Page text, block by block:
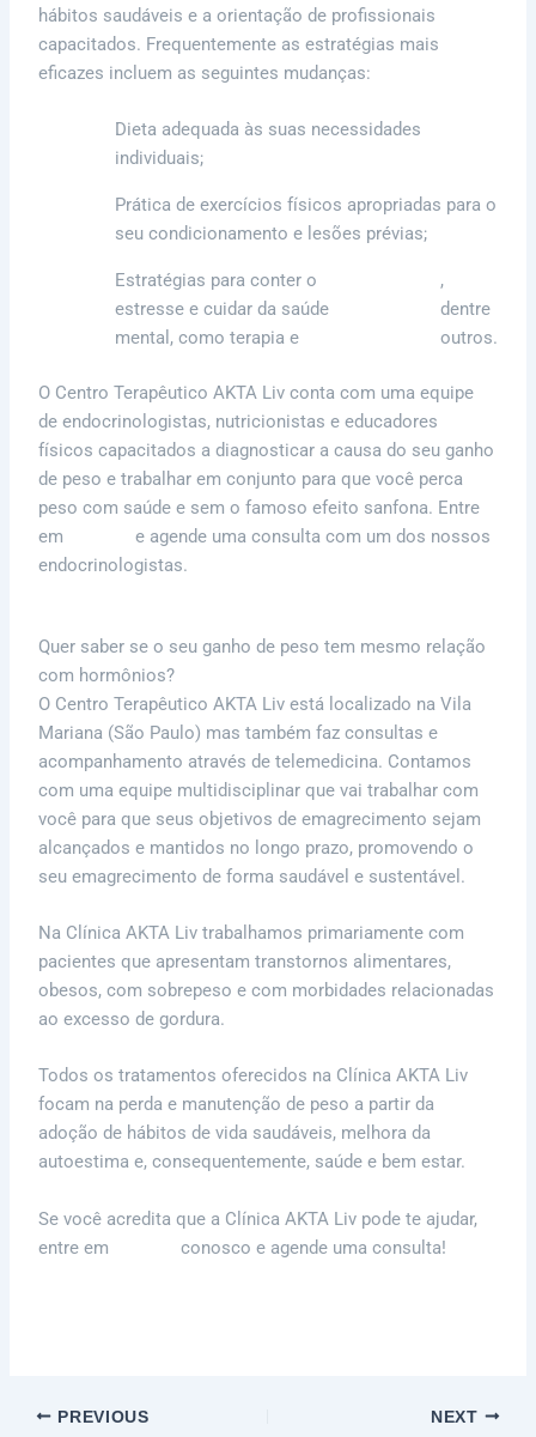
hábitos saudáveis e a orientação de profissionais
capacitados. Frequentemente as estratégias mais
eficazes incluem as seguintes mudanças:
Dieta adequada às suas necessidades
individuais;
Prática de exercícios físicos apropriadas para o
seu condicionamento e lesões prévias;
Estratégias para conter o
estresse e cuidar da saúde
mental, como terapia e
,
dentre
outros.
O Centro Terapêutico AKTA Liv conta com uma equipe
de endocrinologistas, nutricionistas e educadores
físicos capacitados a diagnosticar a causa do seu ganho
de peso e trabalhar em conjunto para que você perca
peso com saúde e sem o famoso efeito sanfona. Entre
em
e agende uma consulta com um dos nossos
endocrinologistas.
Quer saber se o seu ganho de peso tem mesmo relação
com hormônios?
O Centro Terapêutico AKTA Liv está localizado na Vila
Mariana (São Paulo) mas também faz consultas e
acompanhamento através de telemedicina. Contamos
com uma equipe multidisciplinar que vai trabalhar com
você para que seus objetivos de emagrecimento sejam
alcançados e mantidos no longo prazo, promovendo o
seu emagrecimento de forma saudável e sustentável.
Na Clínica AKTA Liv trabalhamos primariamente com
pacientes que apresentam transtornos alimentares,
obesos, com sobrepeso e com morbidades relacionadas
ao excesso de gordura.
Todos os tratamentos oferecidos na Clínica AKTA Liv
focam na perda e manutenção de peso a partir da
adoção de hábitos de vida saudáveis, melhora da
autoestima e, consequentemente, saúde e bem estar.
Se você acredita que a Clínica AKTA Liv pode te ajudar,
entre em
conosco e agende uma consulta!
PREVIOUS NEXT